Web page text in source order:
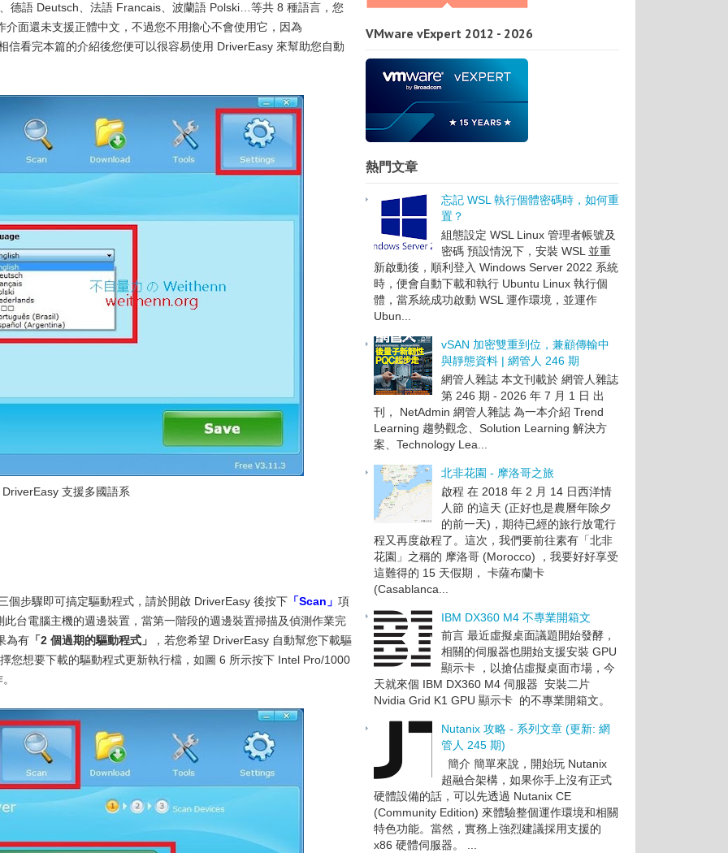
德語 Deutsch、法語 Francais、波蘭語 Polski…等共 8 種語言，您
面還未支援正體中文，不過您不用擔心不會使用它，因為
信看完本篇的介紹後您便可以很容易使用 DriverEasy 來幫助您自動
支援多國語系
個步驟即可搞定驅動程式，請於開啟 DriverEasy 後按下 「Scan」 項
台電腦主機的週邊裝置，當第一階段的週邊裝置掃描及偵測作業完
為有 「2 個過期的驅動程式」
，若您希望 DriverEasy 自動幫您下載驅
您想要下載的驅動程式更新執行檔，如圖 6 所示按下 Intel Pro/1000
VMware vExpert 2012 - 2026
熱門文章
忘記 WSL 執行個體密碼時，如何重
置？
組態設定 WSL Linux 管理者帳號及
密碼 預設情況下，安裝 WSL 並重
新啟動後，順利登入 Windows Server 2022 系統
時，便會自動下載和執行 Ubuntu Linux 執行個
體，當系統成功啟動 WSL 運作環境，並運作
Ubun...
vSAN 加密雙重到位，兼顧傳輸中
與靜態資料 | 網管人 246 期
網管人雜誌 本文刊載於 網管人雜誌
第 246 期 - 2026 年 7 月 1 日 出
刊， NetAdmin 網管人雜誌 為一本介紹 Trend
Learning 趨勢觀念、Solution Learning 解決方
案、Technology Lea...
北非花園 - 摩洛哥之旅
啟程 在 2018 年 2 月 14 日西洋情
人節 的這天 (正好也是農曆年除夕
的前一天)，期待已經的旅行放電行
程又再度啟程了。這次，我們要前往素有「北非
花園」之稱的 摩洛哥 (Morocco) ，我要好好享受
這難得的 15 天假期， 卡薩布蘭卡
(Casablanca...
IBM DX360 M4 不專業開箱文
前言 最近虛擬桌面議題開始發酵，
相關的伺服器也開始支援安裝 GPU
顯示卡 ，以搶佔虛擬桌面市場，今
天就來個 IBM DX360 M4 伺服器 安裝二片
Nvidia Grid K1 GPU 顯示卡 的不專業開箱文。
Nutanix 攻略 - 系列文章 (更新: 網
管人 245 期)
簡介 簡單來說，開始玩 Nutanix
超融合架構，如果你手上沒有正式
硬體設備的話，可以先透過 Nutanix CE
(Community Edition) 來體驗整個運作環境和相關
特色功能。當然，實務上強烈建議採用支援的
x86 硬體伺服器。 ...